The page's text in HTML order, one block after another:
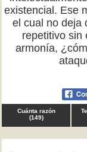
existencial. Ese
el cual no deja
repetitivo sin
armonía,
Cuánta razón
(149)